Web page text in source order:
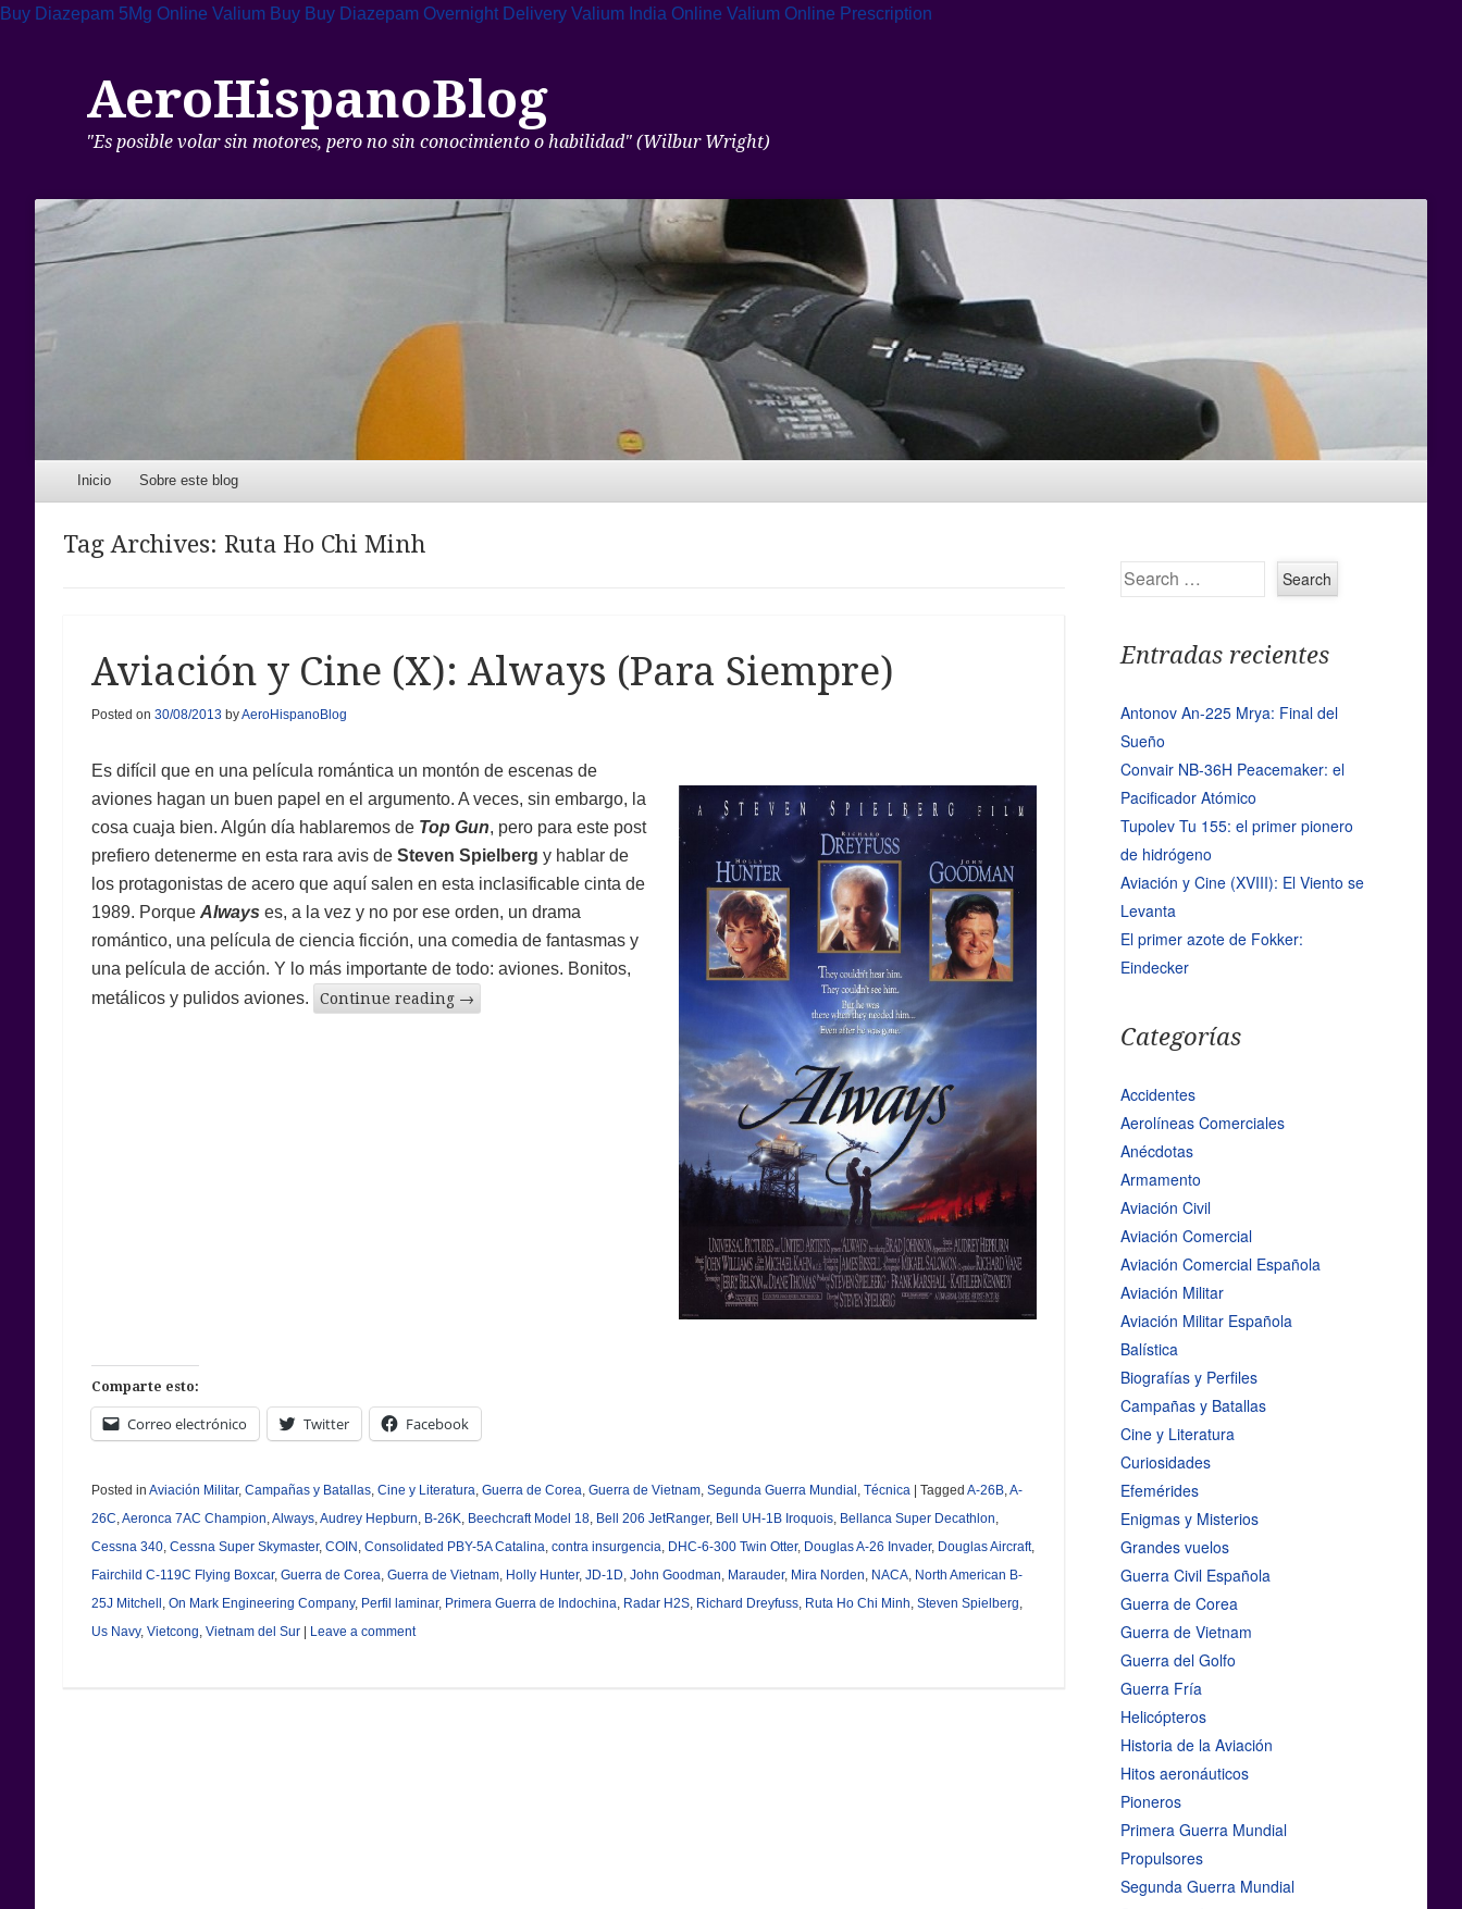
Buy Diazepam 5Mg Online Valium Buy Buy Diazepam Overnight Delivery Valium India Online Valium Online Prescription
AeroHispanoBlog
"Es posible volar sin motores, pero no sin conocimiento o habilidad" (Wilbur Wright)
Menu
Skip to content
Inicio Sobre este blog
Tag Archives: Ruta Ho Chi Minh
Aviación y Cine (X): Always (Para Siempre)
Posted on 30/08/2013 byAeroHispanoBlog
Es difícil que en una película romántica un montón de escenas de
aviones hagan un buen papel en el argumento. A veces, sin embargo, la
cosa cuaja bien. Algún día hablaremos de Top Gun, pero para este post
prefiero detenerme en esta rara avis de Steven Spielberg y hablar de
los protagonistas de acero que aquí salen en esta inclasificable cinta de
1989. Porque Always es, a la vez y no por ese orden, un drama
romántico, una película de ciencia ficción, una comedia de fantasmas y
una película de acción. Y lo más importante de todo: aviones. Bonitos,
metálicos y pulidos aviones.
Continue reading →
Comparte esto:
Correo electrónico Twitter Facebook
Posted in Aviación Militar, Campañas y Batallas, Cine y Literatura Guerra de Corea Guerra de Vietnam, Segunda Guerra Mundial Técnica | Tagged A-26B, A-
26C Aeronca 7AC Champion Always, Audrey Hepburn B-26K Beechcraft Model 18, Bell 206 JetRanger, Bell UH-1B Iroquois, Bellanca Super Decathlon
Cessna 340, Cessna Super Skymaster, COIN Consolidated PBY-5A Catalina contra insurgencia DHC-6-300 Twin Otter, Douglas A-26 Invader, Douglas Aircraft,
Fairchild C-119C Flying Boxcar, Guerra de Corea Guerra de Vietnam, Holly Hunter, JD-1D John Goodman Marauder, Mira Norden NACA, North American B-
25J Mitchell On Mark Engineering Company, Perfil laminar, Primera Guerra de Indochina Radar H2S, Richard Dreyfuss, Ruta Ho Chi Minh Steven Spielberg
Us Navy, Vietcong Vietnam del Sur | Leave a comment
Search
Entradas recientes
Antonov An-225 Mrya: Final del
Sueño
Convair NB-36H Peacemaker: el
Pacificador Atómico
Tupolev Tu 155: el primer pionero
de hidrógeno
Aviación y Cine (XVIII): El Viento se
Levanta
El primer azote de Fokker:
Eindecker
Categorías
Accidentes
Aerolíneas Comerciales
Anécdotas
Armamento
Aviación Civil
Aviación Comercial
Aviación Comercial Española
Aviación Militar
Aviación Militar Española
Balística
Biografías y Perfiles
Campañas y Batallas
Cine y Literatura
Curiosidades
Efemérides
Enigmas y Misterios
Grandes vuelos
Guerra Civil Española
Guerra de Corea
Guerra de Vietnam
Guerra del Golfo
Guerra Fría
Helicópteros
Historia de la Aviación
Hitos aeronáuticos
Pioneros
Primera Guerra Mundial
Propulsores
Segunda Guerra Mundial